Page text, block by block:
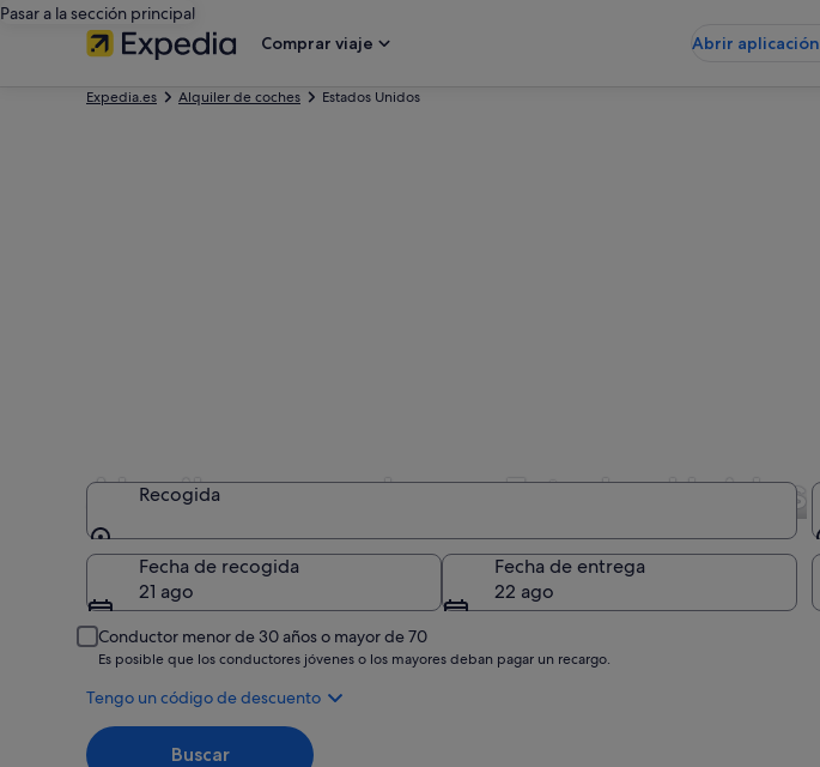
Pasar a la sección principal
Comprar viaje
Abrir aplicación
Expedia.es Alquiler de coches Estados Unidos
Alquilar un coche en Estados Unidos
Recogida
Recogida
Fecha de recogida
21 ago
Fecha de entrega
22 ago
Conductor menor de 30 años o mayor de 70
Es posible que los conductores jóvenes o los mayores deban pagar un recargo.
Tengo un código de descuento
Buscar